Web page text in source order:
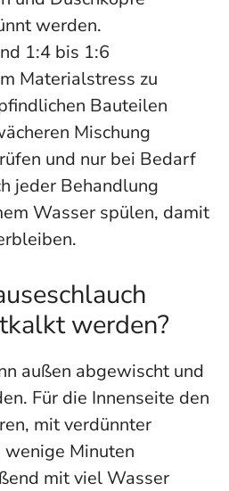
werden.
1:4 bis 1:6
Materialstress zu
Bauteilen
Mischung
und nur bei Bedarf
jeder Behandlung
Wasser spülen, damit
werden?
außen abgewischt und
Für die Innenseite den
mit verdünnter
Minuten
mit viel Wasser